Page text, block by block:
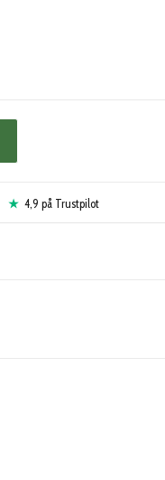
4,9 på Trustpilot